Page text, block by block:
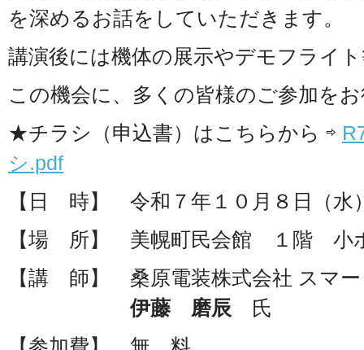
を深めるお話をしていただきます。
講演後には機体の展示やデモフライ
この機会に、多くの皆様のご参加を
★チラシ（申込書）はこちらから ⇨
シ.pdf
【日 時】 令和７年１０月８日（水
【場 所】 美幌町民会館 １階 小
【講 師】 桑原電装株式会社 スマ
伊藤 磨辰 氏